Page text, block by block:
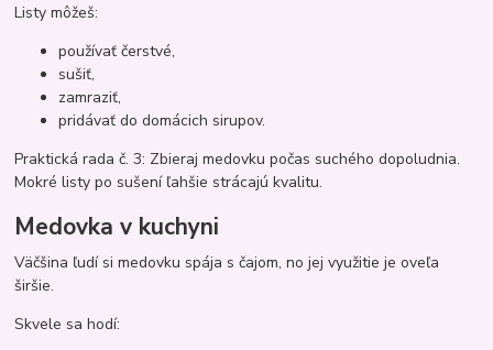
Listy môžeš:
používať čerstvé,
sušiť,
zamraziť,
pridávať do domácich sirupov.
Praktická rada č. 3: Zbieraj medovku počas suchého dopoludnia.
Mokré listy po sušení ľahšie strácajú kvalitu.
Medovka v kuchyni
Väčšina ľudí si medovku spája s čajom, no jej využitie je oveľa
širšie.
Skvele sa hodí: